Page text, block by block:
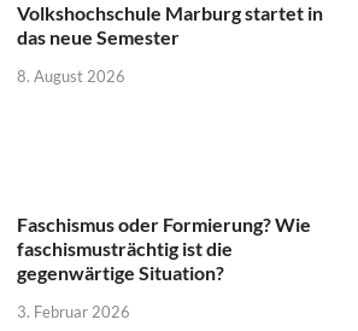
Volkshochschule Marburg startet in
das neue Semester
8. August 2026
Faschismus oder Formierung? Wie
faschismusträchtig ist die
gegenwärtige Situation?
3. Februar 2026